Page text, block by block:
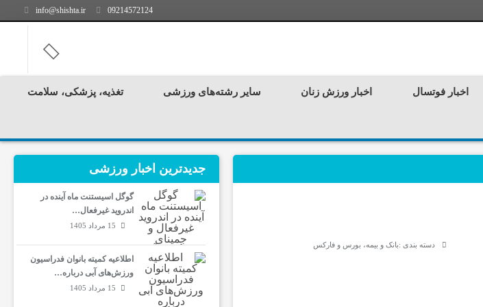
09214572124
info@shishta.ir
اخبار فوتسال اخبار ورزش زنان سایر رشته‌های ورزشی تغذیه، پزشکی، سلامت
دسته بندی :بانک و بیمه، بورس و فارکس
جدیدترین‌ اخبار ورزشی
گوگل اسیستنت ماه آینده در
اندروید غیرفعال…
15 مرداد 1405
اطلاعیه کمیته بانوان فدراسیون
ورزش‌های آبی درباره…
15 مرداد 1405